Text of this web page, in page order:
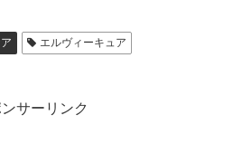
エルヴィーキュア
サーリンク